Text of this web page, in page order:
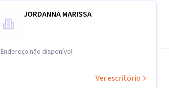
JORDANNA MARISSA
Endereço não disponível
Ver escritório